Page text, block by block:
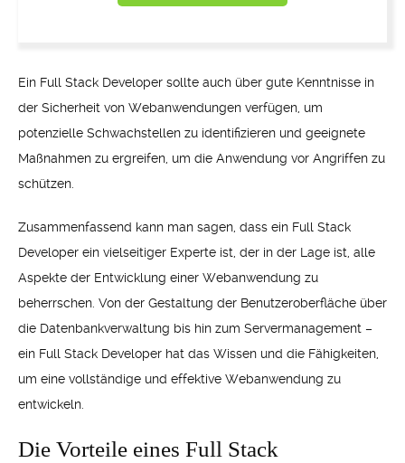
Ein Full Stack Developer sollte auch über gute Kenntnisse in
der Sicherheit von Webanwendungen verfügen, um
potenzielle Schwachstellen zu identifizieren und geeignete
Maßnahmen zu ergreifen, um die Anwendung vor Angriffen zu
schützen.
Zusammenfassend kann man sagen, dass ein Full Stack
Developer ein vielseitiger Experte ist, der in der Lage ist, alle
Aspekte der Entwicklung einer Webanwendung zu
beherrschen. Von der Gestaltung der Benutzeroberfläche über
die Datenbankverwaltung bis hin zum Servermanagement –
ein Full Stack Developer hat das Wissen und die Fähigkeiten,
um eine vollständige und effektive Webanwendung zu
entwickeln.
Die Vorteile eines Full Stack